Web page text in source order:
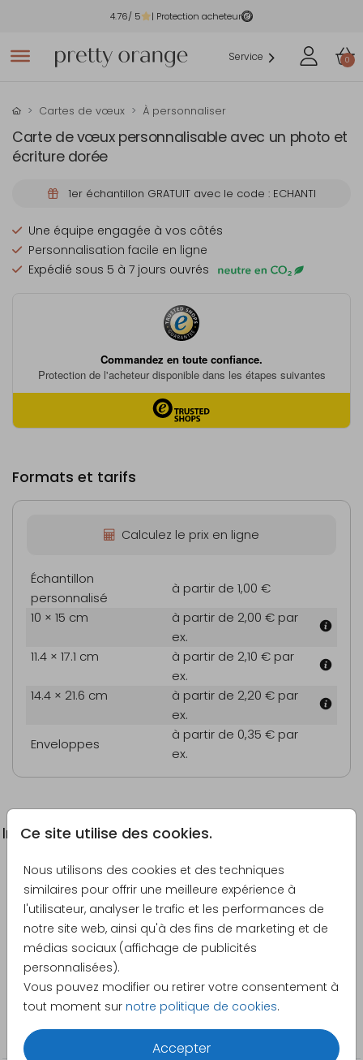
4.76/ 5 | Protection acheteur
Service 0
Ce site utilise des cookies.
Nous utilisons des cookies et des techniques
similaires pour offrir une meilleure expérience à
l'utilisateur, analyser le trafic et les performances de
notre site web, ainsi qu'à des fins de marketing et de
médias sociaux (affichage de publicités
personnalisées).
Vous pouvez modifier ou retirer votre consentement à
tout moment sur notre politique de cookies.
Accepter
Cartes de vœux À personnaliser
Carte de vœux personnalisable avec un photo et
écriture dorée
1er échantillon GRATUIT avec le code : ECHANTI
Une équipe engagée à vos côtés
Personnalisation facile en ligne
Expédié sous 5 à 7 jours ouvrés
Formats et tarifs
Calculez le prix en ligne
Échantillon
personnalisé
à partir de 1,00 €
10 × 15 cm
à partir de 2,00 € par
ex.
11.4 × 17.1 cm
à partir de 2,10 € par
ex.
14.4 × 21.6 cm
à partir de 2,20 € par
ex.
Enveloppes
à partir de 0,35 € par
ex.
Informations du produit
Description
Carte de vœux personnalisable avec un photo et
écriture dorée
Créateur
Pretty Orange
Catégorie
À personnaliser